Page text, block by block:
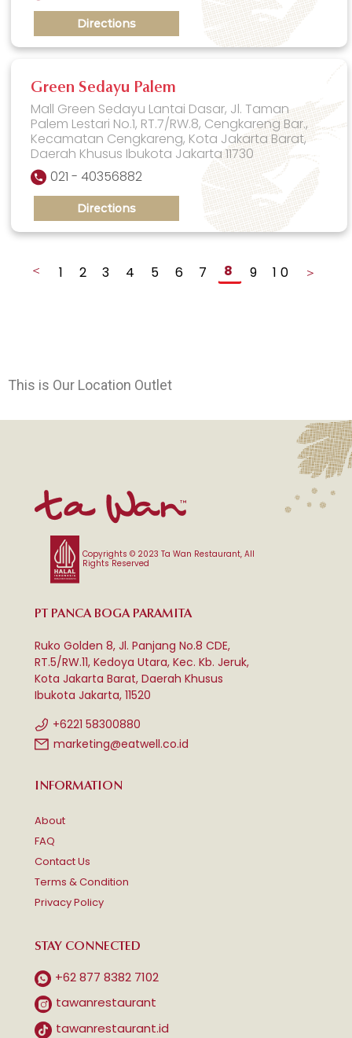
Directions
Green Sedayu Palem
Mall Green Sedayu Lantai Dasar, Jl. Taman
Palem Lestari No.1, RT.7/RW.8, Cengkareng Bar.,
Kecamatan Cengkareng, Kota Jakarta Barat,
Daerah Khusus Ibukota Jakarta 11730
021 - 40356882
Directions
＜ 1 2 3 4 5 6 7 8 9 10 ＞
This is Our Location Outlet
Copyrights © 2023 Ta Wan Restaurant, All
Rights Reserved
PT PANCA BOGA PARAMITA
Ruko Golden 8, Jl. Panjang No.8 CDE,
RT.5/RW.11, Kedoya Utara, Kec. Kb. Jeruk,
Kota Jakarta Barat, Daerah Khusus
Ibukota Jakarta, 11520
+6221 58300880
marketing@eatwell.co.id
INFORMATION
About
FAQ
Contact Us
Terms & Condition
Privacy Policy
STAY CONNECTED
+62 877 8382 7102
tawanrestaurant
tawanrestaurant.id